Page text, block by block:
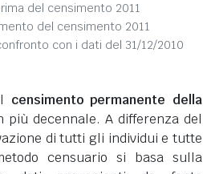
del censimento 2011
del censimento 2011
con i dati del 31/12/2010
censimento permanente della
decennale. A differenza del
di tutti gli individui e tutte
censuario si basa sulla